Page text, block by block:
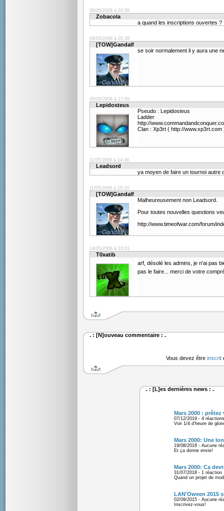
08/05/2008 à 20:58
Zobacola
a quand les inscriptions ouvertes ?
09/05/2008 à 05:38
[TOW]Gandalf
se soir normalement il y aura une
09/05/2008 à 17:09
Lepidosteus
Pseudo : Lepidosteus
http://
Clan : Xp3rt ( http://www.xp3rt.com
11/05/2008 à 14:46
Leadsord
ya moyen de faire un tournoi autre
11/05/2008 à 15:10
[TOW]Gandalf
Malheureusement non Leadsord.
Pour toutes nouvelles questions
http://www.timeofwar.com/forum/
14/05/2008 à 10:01
T0xatib
arf, désolé les admins, je n'ai pas
pas le faire... merci de votre
. : [N]ouveau commentaire : .
Vous devez être inscrit
. : [L]es dernières news : .
Mars 2000 :
07/12/2019 - 4 réactions
Voir 1/4 d'heure de
Mars 2000: Une
19/08/2018 - Aucune
Et ça donne envie!
Mars 2000: Ca
31/07/2018 - 1 réaction
Quand un projet de
LAN'Oween 2015
02/09/2015 - Aucune
Inscrivez-vous!